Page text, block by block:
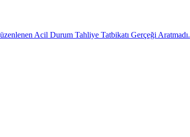
Acil Durum Tahliye Tatbikatı Gerçeği Aratmadı.